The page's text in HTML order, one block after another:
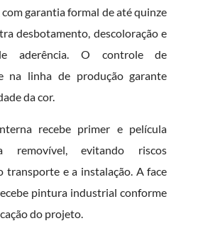
garantia formal de até quinze
desbotamento, descoloração e
aderência. O controle de
na linha de produção garante
da cor.
recebe primer e película
removível, evitando riscos
transporte e a instalação. A face
pintura industrial conforme
do projeto.